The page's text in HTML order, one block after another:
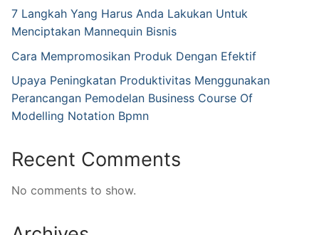
7 Langkah Yang Harus Anda Lakukan Untuk
Menciptakan Mannequin Bisnis
Cara Mempromosikan Produk Dengan Efektif
Upaya Peningkatan Produktivitas Menggunakan
Perancangan Pemodelan Business Course Of
Modelling Notation Bpmn
Recent Comments
No comments to show.